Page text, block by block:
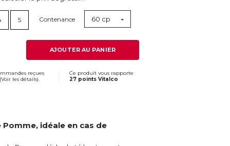
5 Contenance 60 cp
AJOUTER AU PANIER
reçues
Voir les détails).
Ce produit vous rapporte
27 points Vitalco
idéale en cas de